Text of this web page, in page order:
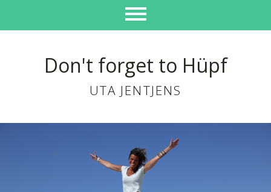
Don't forget to Hüpf
UTA JENTJENS